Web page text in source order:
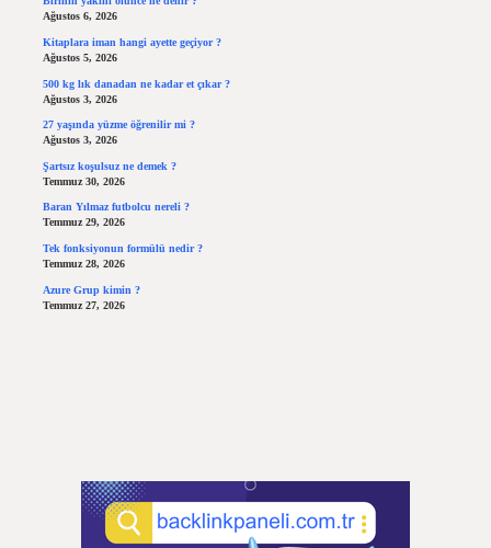
Ağustos 6, 2026
Kitaplara iman hangi ayette geçiyor ?
Ağustos 5, 2026
500 kg lık danadan ne kadar et çıkar ?
Ağustos 3, 2026
27 yaşında yüzme öğrenilir mi ?
Ağustos 3, 2026
Şartsız koşulsuz ne demek ?
Temmuz 30, 2026
Baran Yılmaz futbolcu nereli ?
Temmuz 29, 2026
Tek fonksiyonun formülü nedir ?
Temmuz 28, 2026
Azure Grup kimin ?
Temmuz 27, 2026